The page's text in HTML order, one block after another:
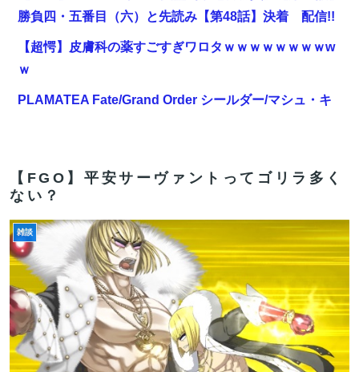
勝負四・五番目（六）と先読み【第48話】決着 配信!!
【超愕】皮膚科の薬すごすぎワロタｗｗｗｗｗｗｗｗw
ｗ
PLAMATEA Fate/Grand Order シールダー/マシュ・キ
ウクライナの次は日本とかいうやついるけどどういう理
屈なの？
【FGO】セミラミス Fate/GrandOrderのイラスト紹介
3983
【画像】アニメとかで『100万回は見た展開』がこちら
www何でこの展開こんなに多いの？
【FGO】今から弓戴冠戦を回るが杉谷さんとエウエウ、
どっちが使いやすい？
【FGO】平安サーヴァントってゴリラ多く
ない？
雑談